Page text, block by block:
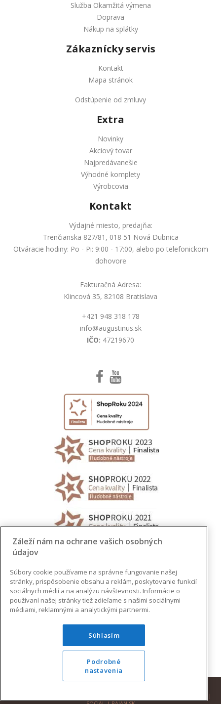
Služba Okamžitá výmena
Doprava
Nákup na splátky
Zákaznícky servis
Kontakt
Mapa stránok
Odstúpenie od zmluvy
Extra
Novinky
Akciový tovar
Najpredávanešie
Výhodné komplety
Výrobcovia
Kontakt
Výdajné miesto, predajňa:
Trenčianska 827/81, 018 51 Nová Dubnica
Otváracie hodiny: Po - Pi: 9:00 - 17:00, alebo po telefonickom
dohovore
Fakturačná Adresa:
Klincová 35, 82108 Bratislava
+421 948 318 178
info@augustinus.sk
IČO: 47219670
|
Záleží nám na ochrane vašich osobných
údajov
Súbory cookie používame na správne fungovanie našej
stránky, prispôsobenie obsahu a reklám, poskytovanie funkcií
sociálnych médií a na analýzu návštevnosti. Informácie o
používaní našej stránky tiež zdieľame s našimi sociálnymi
médiami, reklamnými a analytickými partnermi.
Súhlasím
Podrobné
nastavenia